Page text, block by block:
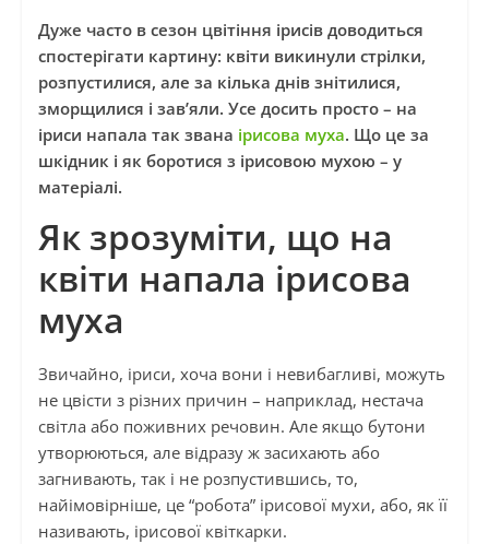
Дуже часто в сезон цвітіння ірисів доводиться
спостерігати картину: квіти викинули стрілки,
розпустилися, але за кілька днів знітилися,
зморщилися і зав’яли. Усе досить просто – на
іриси напала так звана ірисова муха. Що це за
шкідник і як боротися з ірисовою мухою – у
матеріалі.
Як зрозуміти, що на
квіти напала ірисова
муха
Звичайно, іриси, хоча вони і невибагливі, можуть
не цвісти з різних причин – наприклад, нестача
світла або поживних речовин. Але якщо бутони
утворюються, але відразу ж засихають або
загнивають, так і не розпустившись, то,
найімовірніше, це “робота” ірисової мухи, або, як її
називають, ірисової квіткарки.